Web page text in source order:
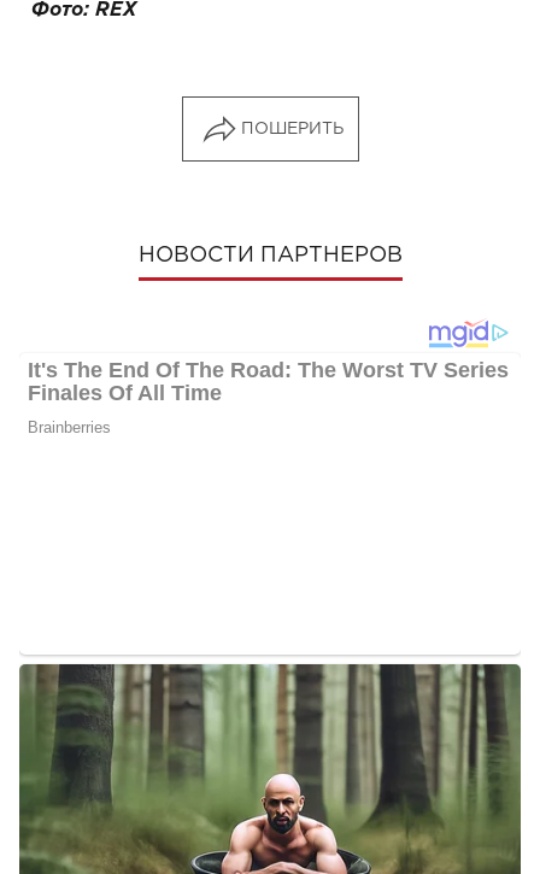
Фото: REX
ПОШЕРИТЬ
НОВОСТИ ПАРТНЕРОВ